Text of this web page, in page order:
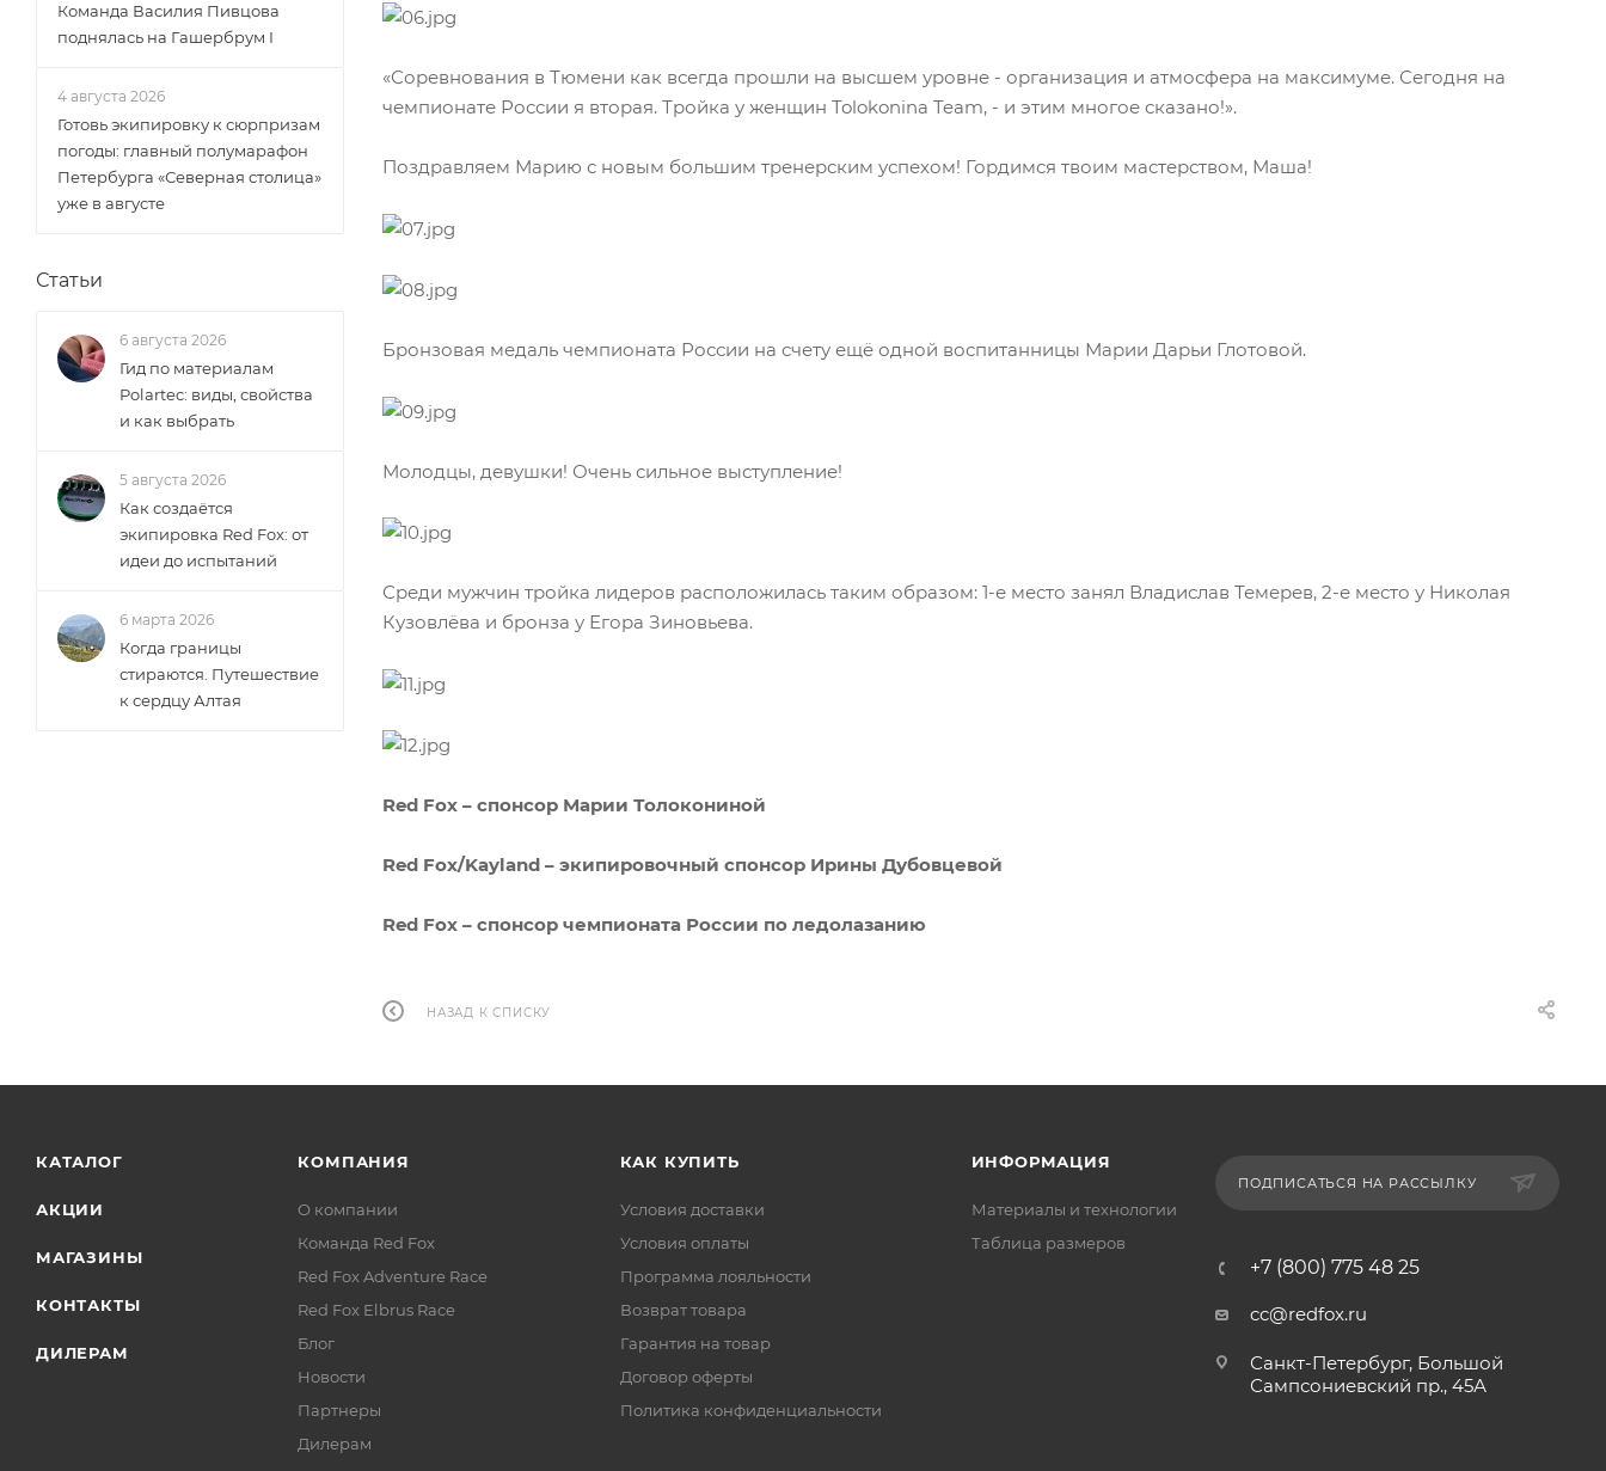
«Соревнования в Тюмени как всегда прошли на высшем уровне - организация и атмосфера на максимуме. Сегодня на
чемпионате России я вторая. Тройка у женщин Tolokonina Team, - и этим многое сказано!».
Поздравляем Марию с новым большим тренерским успехом! Гордимся твоим мастерством, Маша!
Бронзовая медаль чемпионата России на счету ещё одной воспитанницы Марии Дарьи Глотовой.
Молодцы, девушки! Очень сильное выступление!
Среди мужчин тройка лидеров расположилась таким образом: 1-е место занял Владислав Темерев, 2-е место у Николая
Кузовлёва и бронза у Егора Зиновьева.
Red Fox – спонсор Марии Толокониной
Red Fox/Kayland – экипировочный спонсор Ирины Дубовцевой
Red Fox – спонсор чемпионата России по ледолазанию
НАЗАД К СПИСКУ
Команда Василия Пивцова
поднялась на Гашербрум I
4 августа 2026
Готовь экипировку к сюрпризам
погоды: главный полумарафон
Петербурга «Северная столица»
уже в августе
Статьи
6 августа 2026
Гид по материалам
Polartec: виды, свойства
и как выбрать
5 августа 2026
Как создаётся
экипировка Red Fox: от
идеи до испытаний
6 марта 2026
Когда границы
стираются. Путешествие
к сердцу Алтая
КАТАЛОГ
АКЦИИ
МАГАЗИНЫ
КОНТАКТЫ
ДИЛЕРАМ
КОМПАНИЯ
О компании
Команда Red Fox
Red Fox Adventure Race
Red Fox Elbrus Race
Блог
Новости
Партнеры
Дилерам
КАК КУПИТЬ
Условия доставки
Условия оплаты
Программа лояльности
Возврат товара
Гарантия на товар
Договор оферты
Политика конфиденциальности
ИНФОРМАЦИЯ
Материалы и технологии
Таблица размеров
ПОДПИСАТЬСЯ НА РАССЫЛКУ
+7 (800) 775 48 25
cc@redfox.ru
Санкт-Петербург, Большой
Сампсониевский пр., 45А